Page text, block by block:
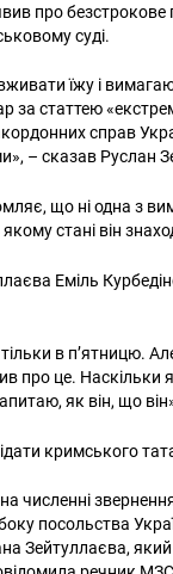
про безстрокове
суді.
їжу і
за статтею
справ
– сказав Руслан
що ні одна з
стані він
Еміль
в п’ятницю.
про це. Наскільки
як він, що
кримського
численні
боку посольства
Зейтуллаєва,